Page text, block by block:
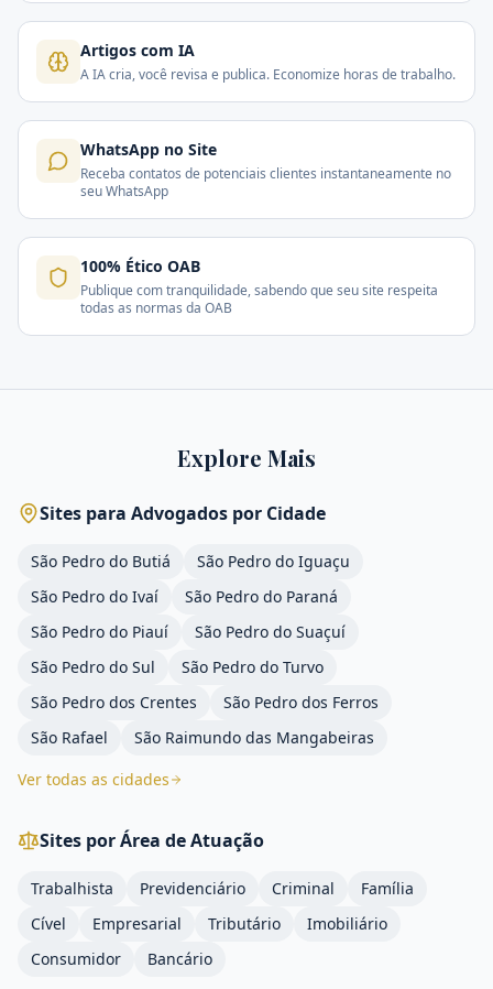
Artigos com IA
A IA cria, você revisa e publica. Economize horas de trabalho.
WhatsApp no Site
Receba contatos de potenciais clientes instantaneamente no
seu WhatsApp
100% Ético OAB
Publique com tranquilidade, sabendo que seu site respeita
todas as normas da OAB
Explore Mais
Sites para Advogados por Cidade
São Pedro do Butiá
São Pedro do Iguaçu
São Pedro do Ivaí
São Pedro do Paraná
São Pedro do Piauí
São Pedro do Suaçuí
São Pedro do Sul
São Pedro do Turvo
São Pedro dos Crentes
São Pedro dos Ferros
São Rafael
São Raimundo das Mangabeiras
Ver todas as cidades
Sites por Área de Atuação
Trabalhista Previdenciário Criminal
Família
Cível
Empresarial Tributário
Imobiliário
Consumidor
Bancário